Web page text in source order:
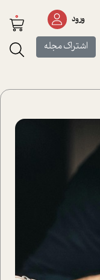
ورود
اشتراک مجله
0